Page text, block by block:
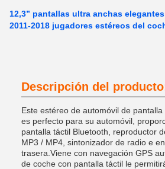
12,3” pantallas ultra anchas
2011-2018 jugadores estéreos del
Descripción del
Este estéreo de automóvil de
es perfecto para su automóvil,
pantalla táctil Bluetooth, reproductor
MP3 / MP4, sintonizador de radio e
trasera.Viene con navegación GPS
de coche con pantalla táctil le